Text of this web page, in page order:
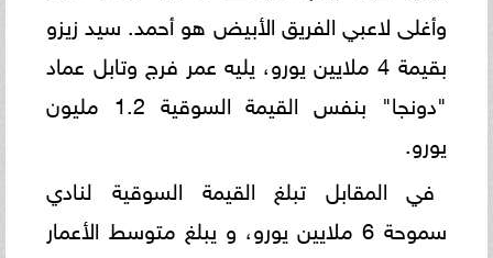
وأغلى لاعبي الفريق الأبيض هو أحمد. سيد زيزو
بقيمة 4 ملايين يورو، يليه عمر فرج وتابل عماد
"دونجا" بنفس القيمة السوقية 1.2 مليون
يورو.
في المقابل تبلغ القيمة السوقية لنادي
سموحة 6 ملايين يورو، و يبلغ متوسط الأعمار